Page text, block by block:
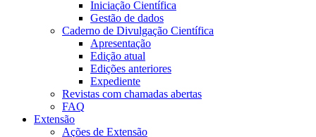
Iniciação Científica
Gestão de dados
Caderno de Divulgação Científica
Apresentação
Edição atual
Edições anteriores
Expediente
Revistas com chamadas abertas
FAQ
Extensão
Ações de Extensão